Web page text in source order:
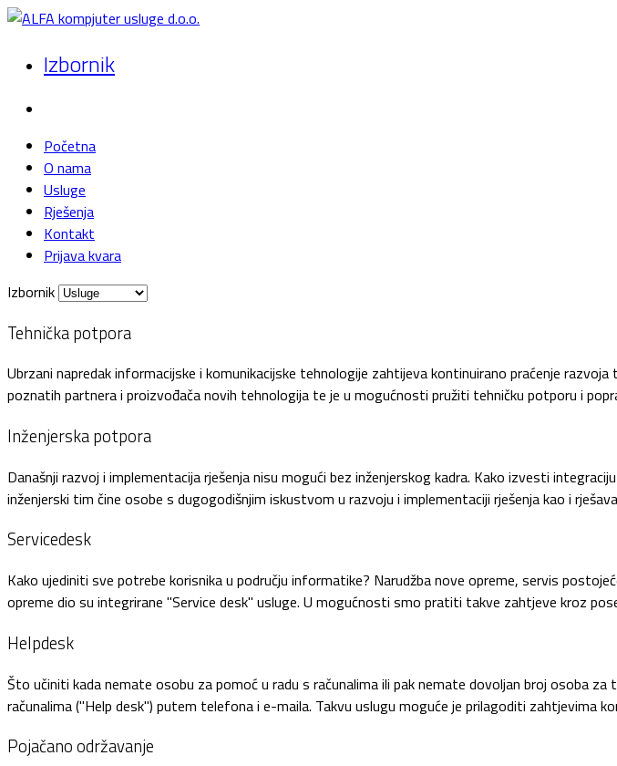
Izbornik
Početna
O nama
Usluge
Rješenja
Kontakt
Prijava kvara
Izbornik
Tehnička potpora
Ubrzani napredak informacijske i komunikacijske tehnologije zahtijeva kontinuirano praćenje
poznatih partnera i proizvođača novih tehnologija te je u mogućnosti pružiti tehničku potporu i
Inženjerska potpora
Današnji razvoj i implementacija rješenja nisu mogući bez inženjerskog kadra. Kako izvesti
inženjerski tim čine osobe s dugogodišnjim iskustvom u razvoju i implementaciji rješenja kao i
Servicedesk
Kako ujediniti sve potrebe korisnika u području informatike? Narudžba nove opreme, servis
opreme dio su integrirane "Service desk" usluge. U mogućnosti smo pratiti takve zahtjeve kroz
Helpdesk
Što učiniti kada nemate osobu za pomoć u radu s računalima ili pak nemate dovoljan broj osoba
računalima ("Help desk") putem telefona i e-maila. Takvu uslugu moguće je prilagoditi zahtjevima
Pojačano održavanje